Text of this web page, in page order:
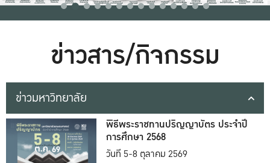
ข่าวสาร/กิจกรรม
ข่าวมหาวิทยาลัย
พิธีพระราชทานปริญญาบัตร ประจำปี
การศึกษา 2568
วันที่ 5-8 ตุลาคม 2569